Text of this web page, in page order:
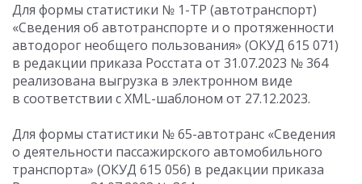
Для формы статистики № 1-ТР (автотранспорт)
«Сведения об автотранспорте и о протяженности
автодорог необщего пользования» (ОКУД 615 071)
в редакции приказа Росстата от 31.07.2023 № 364
реализована выгрузка в электронном виде
в соответствии с XML-шаблоном от 27.12.2023.
Для формы статистики № 65-автотранс «Сведения
о деятельности пассажирского автомобильного
транспорта» (ОКУД 615 056) в редакции приказа